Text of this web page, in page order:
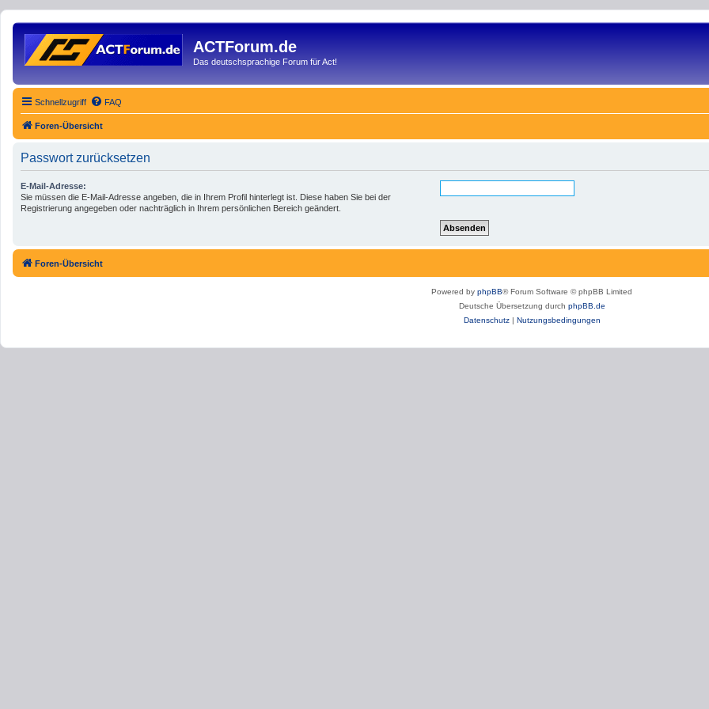
ACTForum.de
Das deutschsprachige Forum für Act!
Schnellzugriff FAQ
Foren-Übersicht
Passwort zurücksetzen
E-Mail-Adresse:
Sie müssen die E-Mail-Adresse angeben, die in Ihrem Profil hinterlegt ist. Diese haben Sie bei der
Registrierung angegeben oder nachträglich in Ihrem persönlichen Bereich geändert.
Foren-Übersicht
Powered by phpBB® Forum Software © phpBB Limited
Deutsche Übersetzung durch phpBB.de
Datenschutz| Nutzungsbedingungen